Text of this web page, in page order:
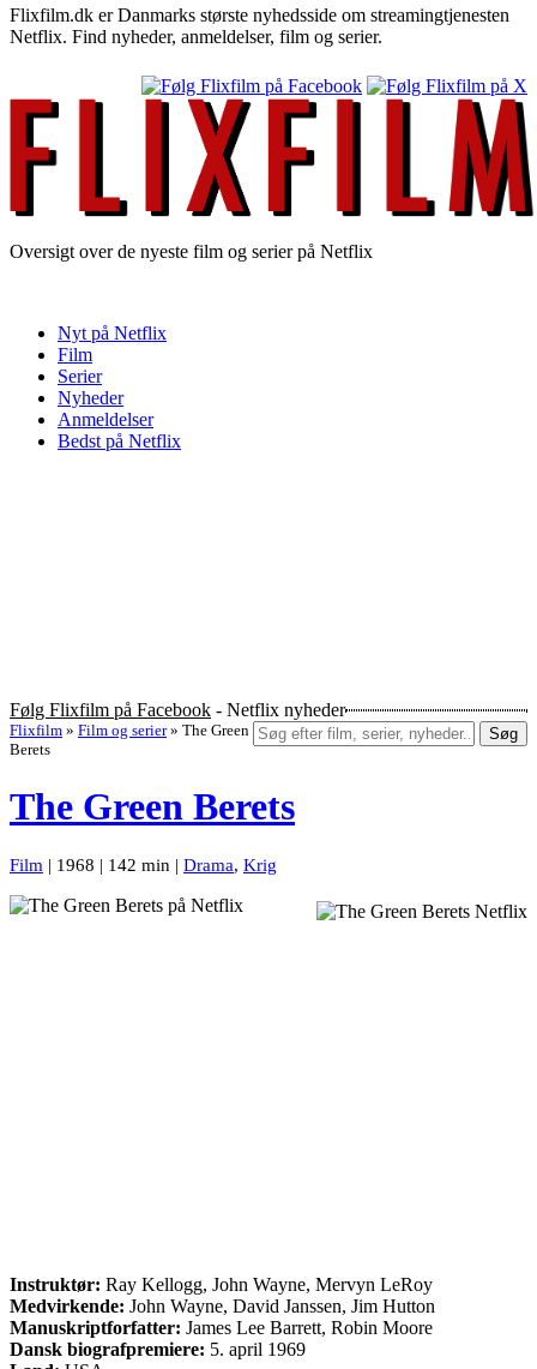
Flixfilm.dk er Danmarks største nyhedsside om streamingtjenesten
Netflix. Find nyheder, anmeldelser, film og serier.
Oversigt over de nyeste film og serier på Netflix
Nyt på Netflix
Film
Serier
Nyheder
Anmeldelser
Bedst på Netflix
Følg Flixfilm på Facebook - Netflix nyheder
Søg
Flixfilm » Film og serier » The Green
Berets
The Green Berets
Film | 1968 | 142 min | Drama, Krig
Instruktør: Ray Kellogg, John Wayne, Mervyn LeRoy
Medvirkende: John Wayne, David Janssen, Jim Hutton
Manuskriptforfatter: James Lee Barrett, Robin Moore
Dansk biografpremiere: 5. april 1969